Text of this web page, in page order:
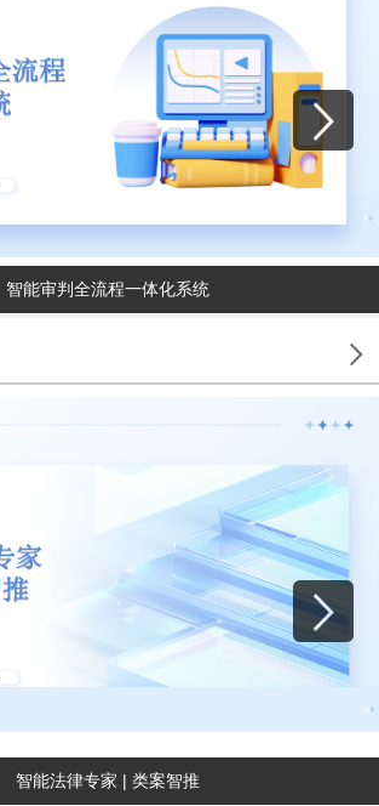
智能审判全流程一体化系统

智能法律专家 | 类案智推